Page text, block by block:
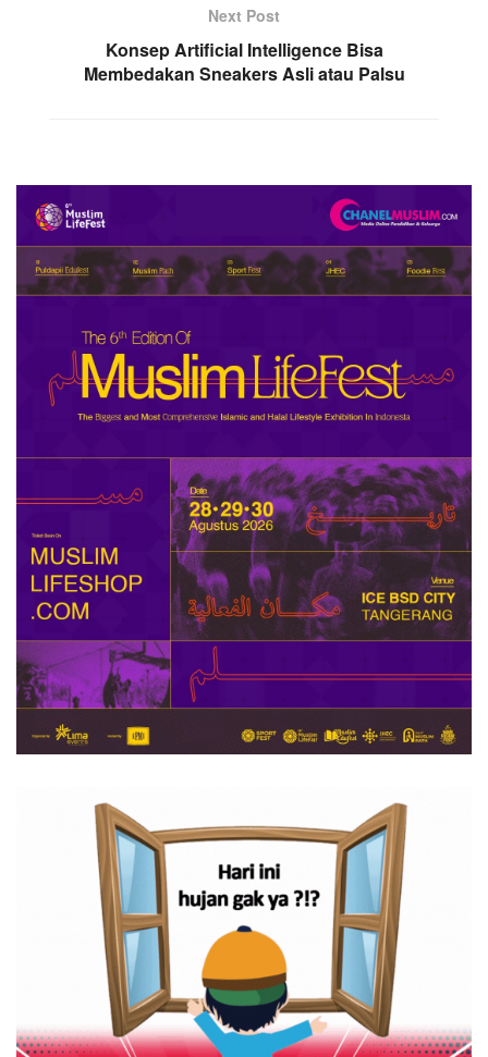
Next Post
Konsep Artificial Intelligence Bisa
Membedakan Sneakers Asli atau Palsu